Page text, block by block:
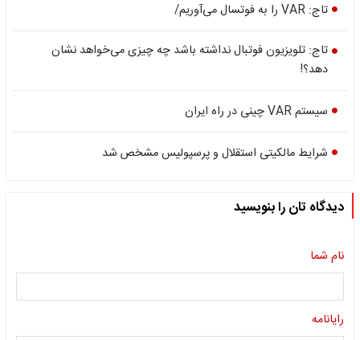
تاج: VAR را به فوتسال می‌آوریم/
تاج: تلویزیون فوتبال نداشته باشد چه چیزی می‌خواهد نشان
دهد؟!
سیستم VAR چینی در راه ایران
شرایط مالکیتی استقلال و پرسپولیس مشخص شد
دیدگاه تان را بنویسید
نام شما
رایانامه